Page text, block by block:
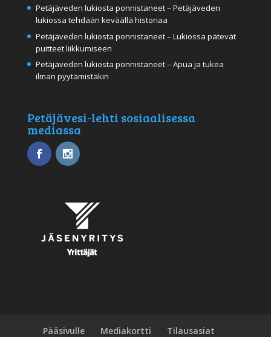
Petäjäveden lukiosta ponnistaneet – Petäjäveden
lukiossa tehdään keväällä historiaa
Petäjäveden lukiosta ponnistaneet – Lukiossa pätevät
puitteet liikkumiseen
Petäjäveden lukiosta ponnistaneet – Apua ja tukea
ilman pyytämistäkin
Petäjävesi-lehti sosiaalisessa
mediassa
Pääsivulle Mediakortti Tilausasiat